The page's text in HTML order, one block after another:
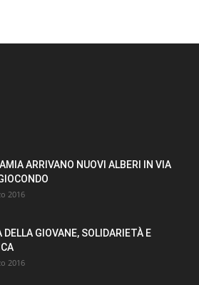
ARRIVANO NUOVI ALBERI IN VIA
2016
DELLA GIOVANE, SOLIDARIETÀ E
2016